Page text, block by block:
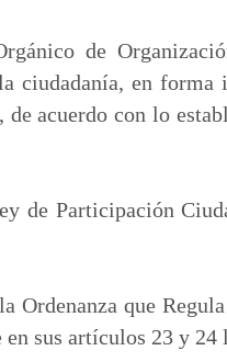
de
ciudadanía, en
acuerdo con lo
de Participación
Ordenanza que
sus artículos 23 y 24